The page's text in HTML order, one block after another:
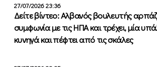
27/07/2026 23:36
Δείτε βίντεο: Αλβανός βουλευτής
συμφωνία με τις ΗΠΑ και τρέχει, μία
κυνηγά και πέφτει από τις σκάλες